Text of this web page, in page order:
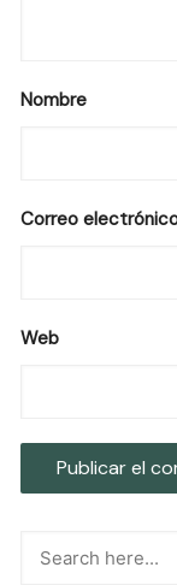
Nombre
Correo
Web